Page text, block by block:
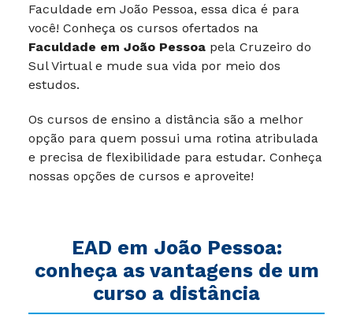
Faculdade em João Pessoa, essa dica é para
você! Conheça os cursos ofertados na
Faculdade em João Pessoa pela Cruzeiro do
Sul Virtual e mude sua vida por meio dos
estudos.
Os cursos de ensino a distância são a melhor
opção para quem possui uma rotina atribulada
e precisa de flexibilidade para estudar. Conheça
nossas opções de cursos e aproveite!
EAD em João Pessoa:
conheça as vantagens de um
curso a distância